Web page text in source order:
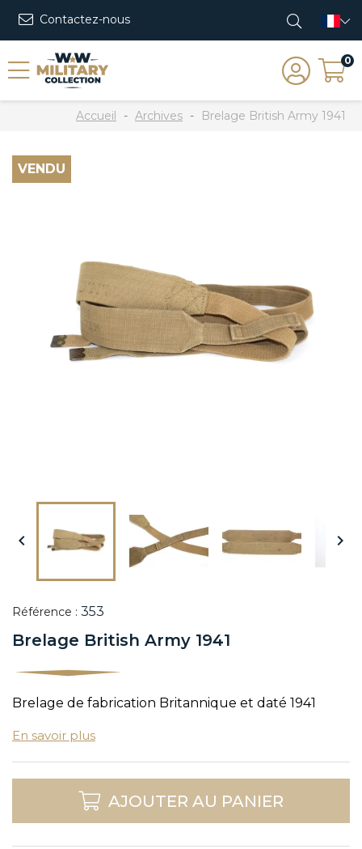
Contactez-nous
0
Accueil Archives Brelage British Army 1941
VENDU
 
Référence : 353
Brelage British Army 1941
Brelage de fabrication Britannique et daté 1941
En savoir plus
AJOUTER AU PANIER